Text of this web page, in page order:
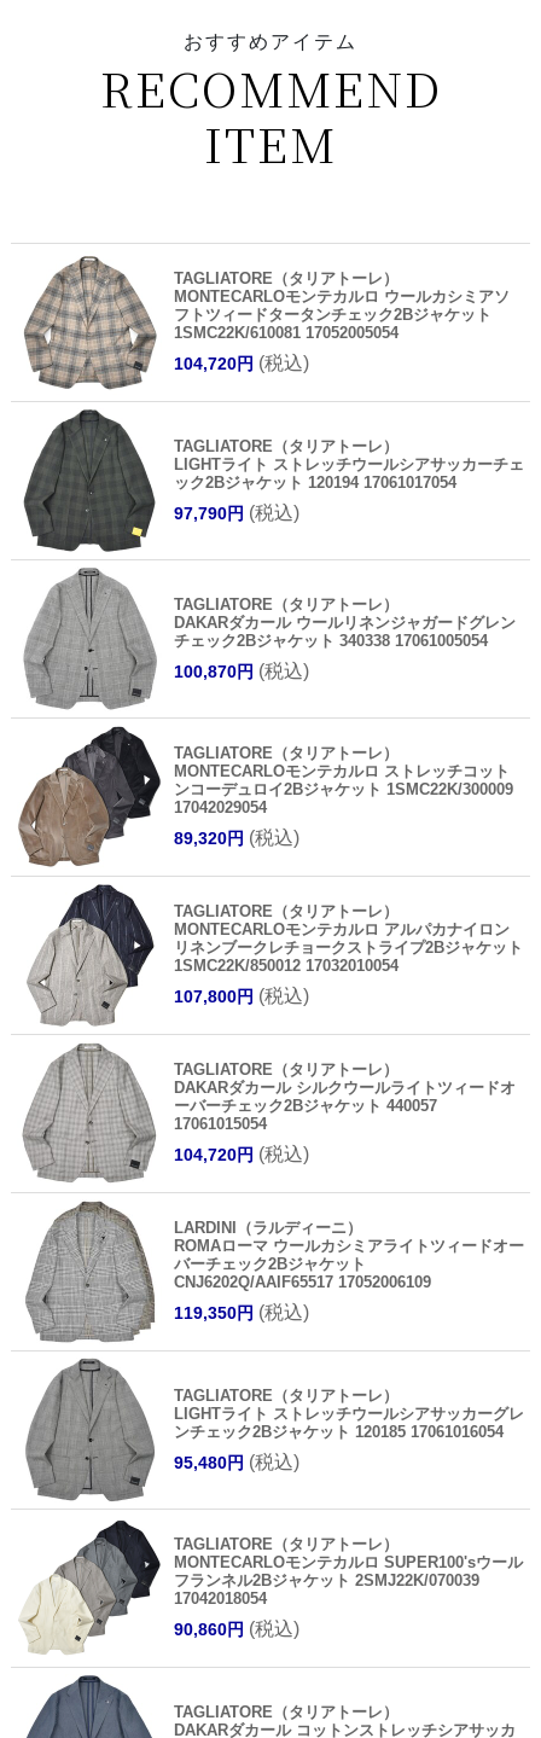
おすすめアイテム
RECOMMEND
ITEM
TAGLIATORE（タリアトーレ）
MONTECARLOモンテカルロ ウールカシミアソ
フトツィードタータンチェック2Bジャケット
1SMC22K/610081 17052005054
104,720円 (税込)
TAGLIATORE（タリアトーレ）
LIGHTライト ストレッチウールシアサッカーチェ
ック2Bジャケット 120194 17061017054
97,790円 (税込)
TAGLIATORE（タリアトーレ）
DAKARダカール ウールリネンジャガードグレン
チェック2Bジャケット 340338 17061005054
100,870円 (税込)
TAGLIATORE（タリアトーレ）
MONTECARLOモンテカルロ ストレッチコット
ンコーデュロイ2Bジャケット 1SMC22K/300009
17042029054
89,320円 (税込)
TAGLIATORE（タリアトーレ）
MONTECARLOモンテカルロ アルパカナイロン
リネンブークレチョークストライプ2Bジャケット
1SMC22K/850012 17032010054
107,800円 (税込)
TAGLIATORE（タリアトーレ）
DAKARダカール シルクウールライトツィードオ
ーバーチェック2Bジャケット 440057
17061015054
104,720円 (税込)
LARDINI（ラルディーニ）
ROMAローマ ウールカシミアライトツィードオー
バーチェック2Bジャケット
CNJ6202Q/AAIF65517 17052006109
119,350円 (税込)
TAGLIATORE（タリアトーレ）
LIGHTライト ストレッチウールシアサッカーグレ
ンチェック2Bジャケット 120185 17061016054
95,480円 (税込)
TAGLIATORE（タリアトーレ）
MONTECARLOモンテカルロ SUPER100'sウール
フランネル2Bジャケット 2SMJ22K/070039
17042018054
90,860円 (税込)
TAGLIATORE（タリアトーレ）
DAKARダカール コットンストレッチシアサッカ